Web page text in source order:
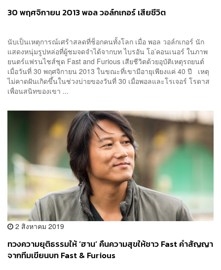
30 พฤศจิกายน 2013 พอล วอล์กเกอร์ เสียชีวิต
นับเป็นเหตุการณ์เศร้าสลดที่ช็อกคนทั้งโลก เมื่อ พอล วอล์กเกอร์ นัก
แสดงหนุ่มรูปหล่อที่ผู้ชมจดจำได้จากบท ไบรอัน โอ’คอนเนอร์ ในภาพ
ยนตร์แฟรนไชส์ชุด Fast and Furious เสียชีวิตด้วยอุบัติเหตุรถยนต์
เมื่อวันที่ 30 พฤศจิกายน 2013 ในขณะที่เขามีอายุเพียงแค่ 40 ปี เหตุ
ไม่คาดฝันเกิดขึ้นในช่วงบ่ายของวันที่ 30 เมื่อพอลและโรเจอร์ โรดาส
เพื่อนสนิทของเขา ...
2 สิงหาคม 2019
ทวงความยุติธรรมให้ ‘ฮาน’ คืนความสุขให้ชาว Fast คำสัญญา
จากทีมเขียนบท Fast & Furious